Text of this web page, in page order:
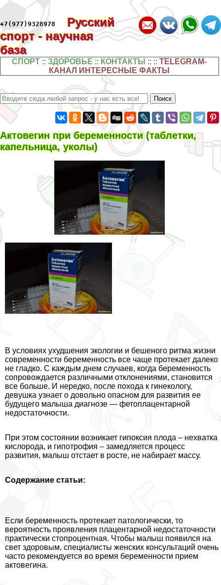
+7(977)9328978
Русский
спорт - научная
база
СПОРТ ::ЗДОРОВЬЕ :: КОНТАКТЫ :: ::TELEGRAM-
КАНАЛ ИНТЕРЕСНЫЕ ФАКТЫ
Актовегин при беременности (таблетки,
капельница, уколы)
В условиях ухудшения экологии и бешеного ритма жизни
современности беременность все чаще протекает далеко
не гладко. С каждым днем случаев, когда беременность
сопровождается различными отклонениями, становится
все больше. И нередко, после похода к гинекологу,
дeвyшка узнает о довольно опасном для развития ее
будущего малыша диагнозе — фетоплацентарной
недостаточности.
При этом состоянии возникает гипоксия плода – нехватка
кислорода, и гипотрофия – замедляется процесс
развития, малыш отстает в росте, не набирает массу.
Содержание статьи:
Если беременность протекает патологически, то
вероятность проявления плацентарной недостаточности
пpaктически стопроцентная. Чтобы малыш появился на
свет здоровым, специалисты женских консультаций очень
часто рекомендуется во время беременности прием
актовегина.